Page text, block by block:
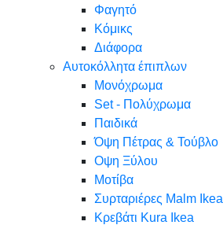
Φαγητό
Κόμικς
Διάφορα
Αυτοκόλλητα έπιπλων
Μονόχρωμα
Set - Πολύχρωμα
Παιδικά
Όψη Πέτρας & Τούβλο
Oψη Ξύλου
Μοτίβα
Συρταριέρες Malm Ikea
Κρεβάτι Kura Ikea